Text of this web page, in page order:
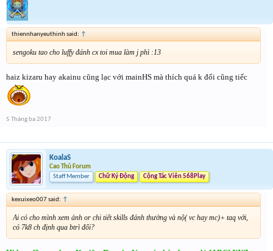
thiennhanyeuthinh said: ↑
sengoku tao cho luffy đánh cx toi mua làm j phì :13
haiz kizaru hay akainu cũng lạc với mainHS mà thích quá k đổi cũng tiếc
5 Tháng ba 2017
KoalaS
Cao Thủ Forum
Staff Member
Chữ Ký Động Cộng Tác Viên 568Play
kexuixeo007 said: ↑
Ai có cho mình xem ảnh or chi tiết skills đánh thường và nộ( vc hay mc)+ taq với,
có 7k8 ch định qua btrì đổi?